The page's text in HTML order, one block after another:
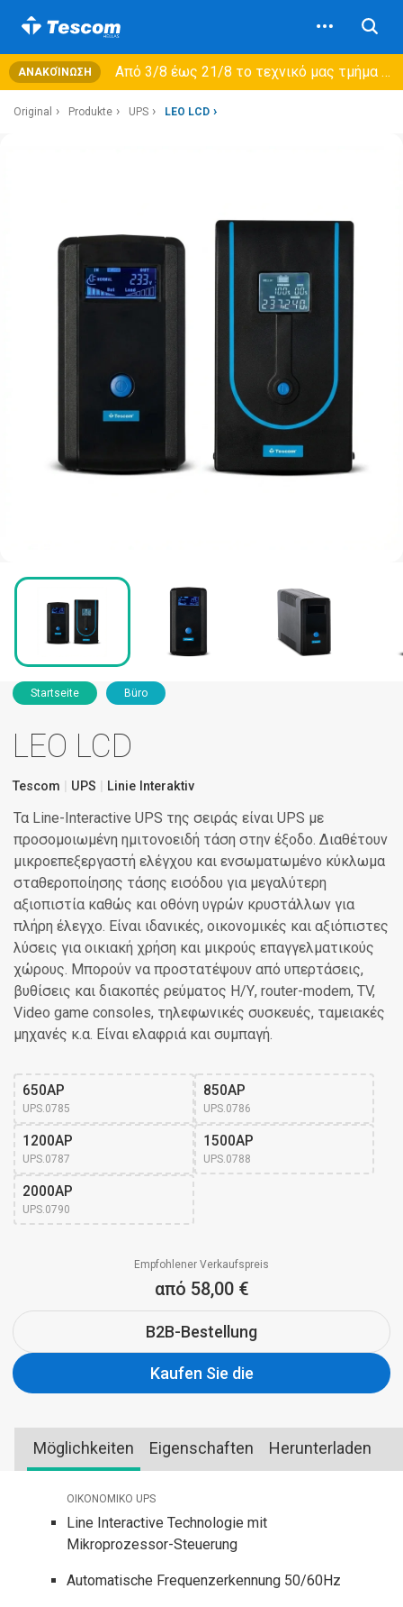
ΑΝΑΚΟΊΝΩΣΗ Από 3/8 έως 21/8 τo τεχνικό μας τμήμα θα εξυπηρετεί μόνο συμβόλαια συντήρησης και όχι νέες παραλαβές →
Original Produkte UPS LEO LCD
Startseite Büro
LEO LCD
Tescom UPS Linie Interaktiv
Τα Line-Interactive UPS της σειράς είναι UPS με
προσομοιωμένη ημιτονοειδή τάση στην έξοδο. Διαθέτουν
μικροεπεξεργαστή ελέγχου και ενσωματωμένο κύκλωμα
σταθεροποίησης τάσης εισόδου για μεγαλύτερη
αξιοπιστία καθώς και oθόνη υγρών κρυστάλλων για
πλήρη έλεγχο. Είναι ιδανικές, οικονομικές και αξιόπιστες
λύσεις για οικιακή χρήση και μικρούς επαγγελματικούς
χώρους. Μπορούν να προστατέψουν από υπερτάσεις,
βυθίσεις και διακοπές ρεύματος Η/Υ, router-modem, TV,
Video game consoles, τηλεφωνικές συσκευές, ταμειακές
μηχανές κ.α. Είναι ελαφριά και συμπαγή.
650AP
UPS.0785
850AP
UPS.0786
1200AP
UPS.0787
1500AP
UPS.0788
2000AP
UPS.0790
Empfohlener Verkaufspreis
από 58,00 €
B2B-Bestellung
Kaufen Sie die
Möglichkeiten Eigenschaften Herunterladen
OIKONOMIKO UPS
Line Interactive Technologie mit
Mikroprozessor-Steuerung
Automatische Frequenzerkennung 50/60Hz